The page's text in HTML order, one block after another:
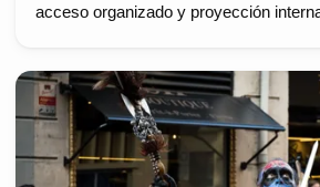
acceso organizado y proyección